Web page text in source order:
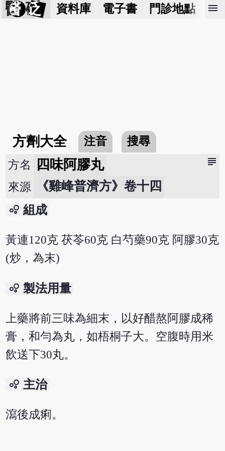
醫 砭 資料庫 電子書 門診地點 預
menu
方劑大全 注音 搜尋
subject
方名 四味阿膠丸
來源 《雞峰普濟方》卷十四
bubble_chart 組成
黃連120克 茯苓60克 白芍藥90克 阿膠30克
(炒，為末)
bubble_chart 製法用量
上藥將前三味為細末，以好醋熬阿膠成稀
膏，和勻為丸，如梧桐子大。空腹時用米
飲送下30丸。
bubble_chart 主治
瀉後成痢。